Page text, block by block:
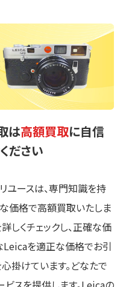
は高額買取に自信
ださい
ユースは、専門知識を持
価格で高額買取いたしま
しくチェックし、正確な価
Leicaを適正な価格でお引
掛けています。どなたで